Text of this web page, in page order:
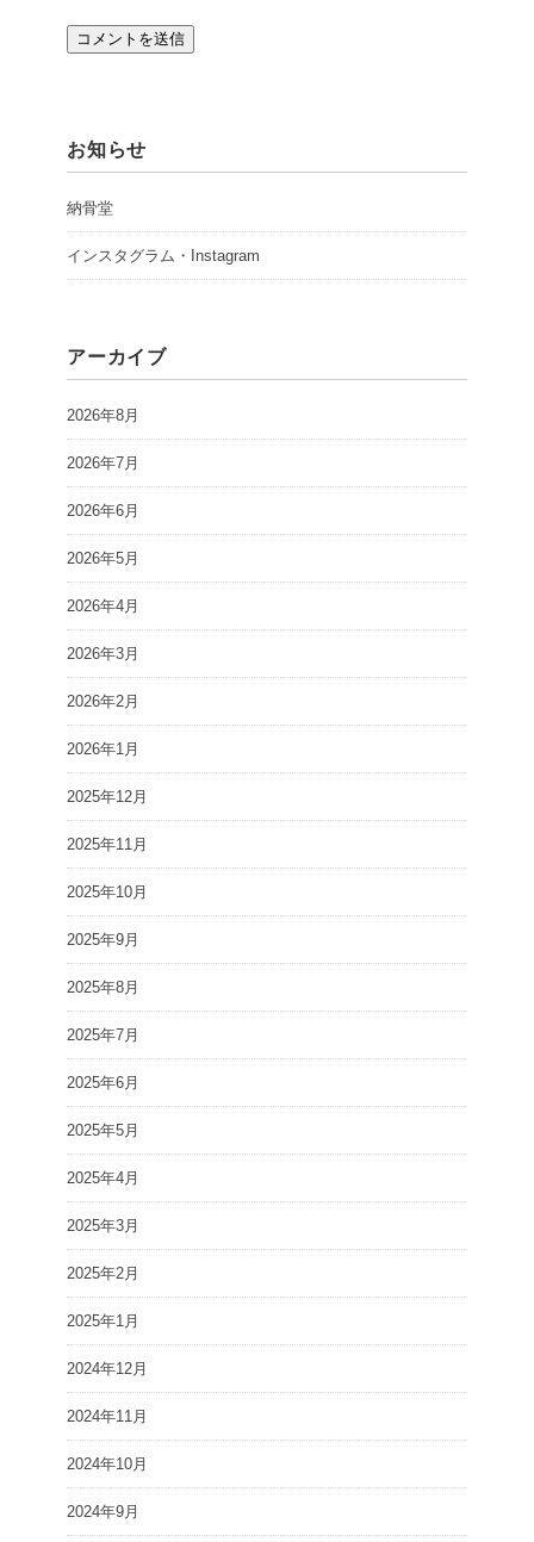
お知らせ
納骨堂
インスタグラム・Instagram
アーカイブ
2026年8月
2026年7月
2026年6月
2026年5月
2026年4月
2026年3月
2026年2月
2026年1月
2025年12月
2025年11月
2025年10月
2025年9月
2025年8月
2025年7月
2025年6月
2025年5月
2025年4月
2025年3月
2025年2月
2025年1月
2024年12月
2024年11月
2024年10月
2024年9月